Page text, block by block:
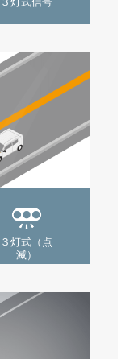
３灯式（点
滅）